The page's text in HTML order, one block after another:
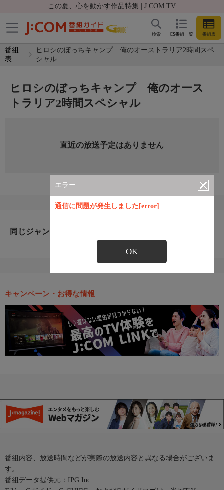
この夏、心を動かす作品特集 | J:COM TV
CS番組一覧 番組表
検索
番組
表
ヒロシのぼっちキャンプ 俺のオーストラリア2時間スペ
シャル
エラー
通信に問題が発生しました[error]
OK
ヒロシのぼっちキャンプ 俺のオース
トラリア2時間スペシャル
直近の放送予定はありません
同じジャンルのおすすめ番組
キャンペーン・お得な情報
番組内容、放送時間などが実際の放送内容と異なる場合がございま
す。
番組データ提供元：IPG Inc.